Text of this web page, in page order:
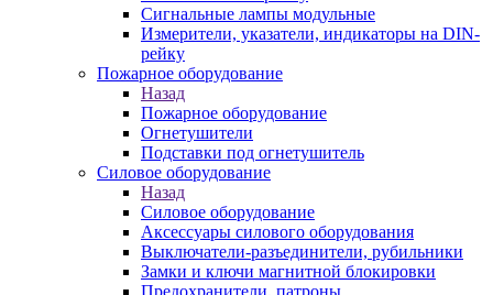
Сигнальные лампы модульные
Измерители, указатели, индикаторы на DIN-
рейку
Пожарное оборудование
Назад
Пожарное оборудование
Огнетушители
Подставки под огнетушитель
Силовое оборудование
Назад
Силовое оборудование
Аксессуары силового оборудования
Выключатели-разъединители, рубильники
Замки и ключи магнитной блокировки
Предохранители, патроны